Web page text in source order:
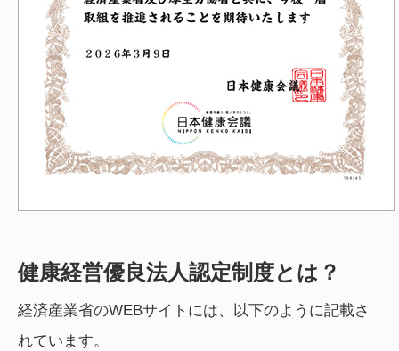
健康経営優良法人認定制度とは？
経済産業省のWEBサイトには、以下のように記載さ
れています。